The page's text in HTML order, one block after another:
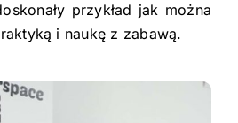
przykład jak można
i naukę z zabawą.